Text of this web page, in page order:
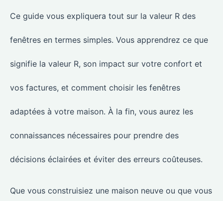
Ce guide vous expliquera tout sur la valeur R des
fenêtres en termes simples. Vous apprendrez ce que
signifie la valeur R, son impact sur votre confort et
vos factures, et comment choisir les fenêtres
adaptées à votre maison. À la fin, vous aurez les
connaissances nécessaires pour prendre des
décisions éclairées et éviter des erreurs coûteuses.
Que vous construisiez une maison neuve ou que vous